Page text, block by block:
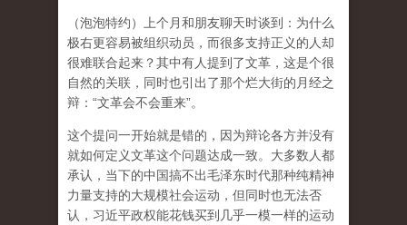
（泡泡特约）
上个月和朋友聊天时谈到：为什么
极右更容易被组织动员，而很多支持正义的人却
很难联合起来？其中有人提到了文革，这是个很
自然的关联，同时也引出了那个烂大街的月经之
辩：“文革会不会重来”。
这个提问一开始就是错的，因为辩论各方并没有
就如何定义文革这个问题达成一致。大多数人都
承认，当下的中国搞不出毛泽东时代那种纯精神
力量支持的大规模社会运动，但同时也无法否
认，习近平政权能花钱买到几乎一模一样的运动